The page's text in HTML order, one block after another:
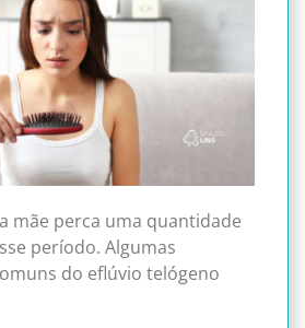
mãe perca uma quantidade
período. Algumas
do eflúvio telógeno